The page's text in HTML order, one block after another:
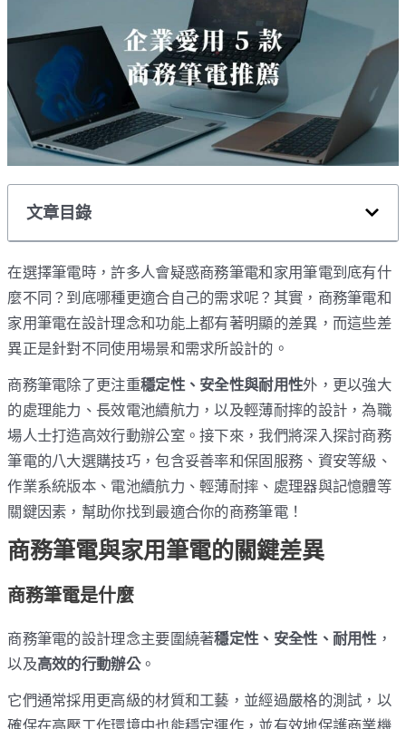
文章目錄
在選擇筆電時，許多人會疑惑商務筆電和家用筆電到底有什
麼不同？到底哪種更適合自己的需求呢？其實，商務筆電和
家用筆電在設計理念和功能上都有著明顯的差異，而這些差
異正是針對不同使用場景和需求所設計的。
商務筆電除了更注重穩定性、安全性與耐用性外，更以強大
的處理能力、長效電池續航力，以及輕薄耐摔的設計，為職
場人士打造高效行動辦公室。接下來，我們將深入探討商務
筆電的八大選購技巧，包含妥善率和保固服務、資安等級、
作業系統版本、電池續航力、輕薄耐摔、處理器與記憶體等
關鍵因素，幫助你找到最適合你的商務筆電！
商務筆電與家用筆電的關鍵差異
商務筆電是什麼
商務筆電的設計理念主要圍繞著穩定性、安全性、耐用性 ，
以及高效的行動辦公。
它們通常採用更高級的材質和工藝，並經過嚴格的測試，以